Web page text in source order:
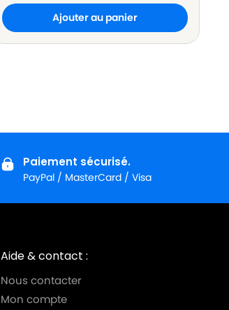
Ajouter au panier
Paiement sécurisé.
PayPal / MasterCard / Visa
Aide & contact :
Nous contacter
Mon compte